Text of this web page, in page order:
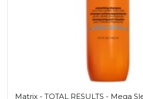
Matrix - TOTAL RESULTS - Mega